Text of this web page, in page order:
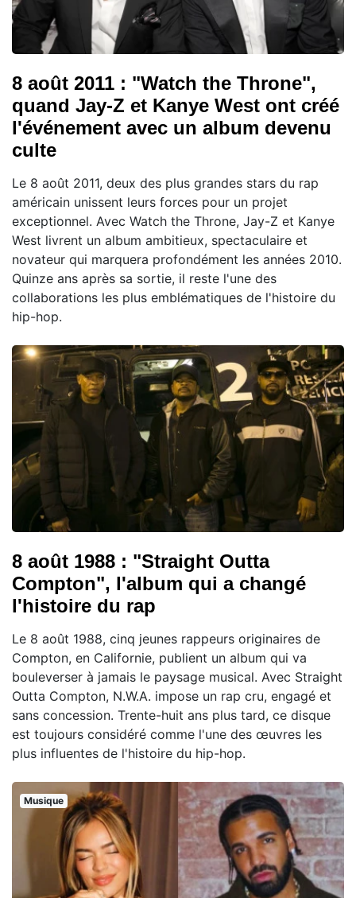
8 août 2011 : "Watch the Throne",
quand Jay-Z et Kanye West ont créé
l'événement avec un album devenu
culte
Le 8 août 2011, deux des plus grandes stars du rap
américain unissent leurs forces pour un projet
exceptionnel. Avec Watch the Throne, Jay-Z et Kanye
West livrent un album ambitieux, spectaculaire et
novateur qui marquera profondément les années 2010.
Quinze ans après sa sortie, il reste l'une des
collaborations les plus emblématiques de l'histoire du
hip-hop.
8 août 1988 : "Straight Outta
Compton", l'album qui a changé
l'histoire du rap
Le 8 août 1988, cinq jeunes rappeurs originaires de
Compton, en Californie, publient un album qui va
bouleverser à jamais le paysage musical. Avec Straight
Outta Compton, N.W.A. impose un rap cru, engagé et
sans concession. Trente-huit ans plus tard, ce disque
est toujours considéré comme l'une des œuvres les
plus influentes de l'histoire du hip-hop.
Musique